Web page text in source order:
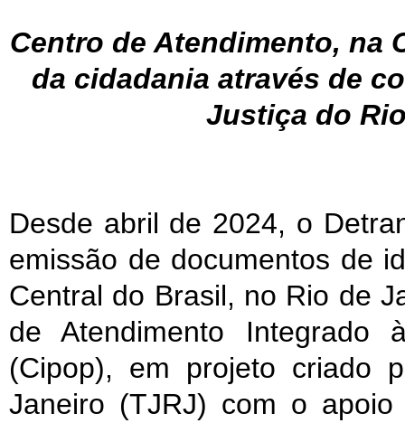
Centro de Atendimento, na
da cidadania através de
Justiça do
Desde abril de 2024, o
emissão de documentos de
Central do Brasil, no Rio de
de Atendimento Integrado
(Cipop), em projeto criado
Janeiro (TJRJ) com o